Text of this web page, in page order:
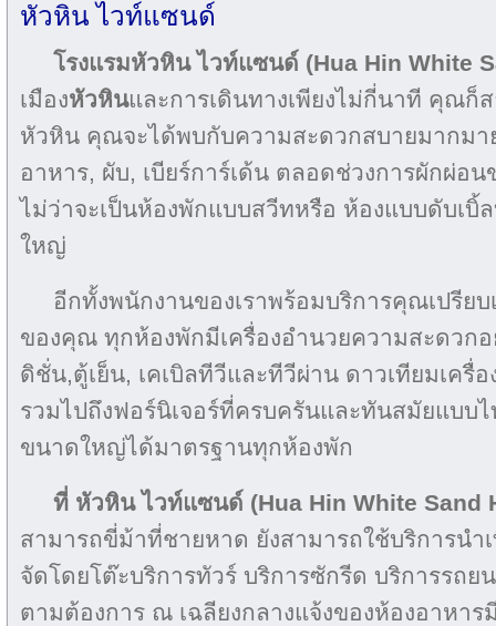
หัวหิน ไวท์แซนด์
โรงแรมหัวหิน ไวท์แซนด์ (Hua Hin White
เมืองหัวหินและการเดินทางเพียงไม่กี่นาที คุณก็
หัวหิน คุณจะได้พบกับความสะดวกสบายมากม
อาหาร, ผับ, เบียร์การ์เด้น ตลอดช่วงการผักผ่อ
ไม่ว่าจะเป็นห้องพักแบบสวีทหรือ ห้องแบบดับเบิ้
ใหญ่
อีกทั้งพนักงานของเราพร้อมบริการคุณเปรีย
ของคุณ ทุกห้องพักมีเครื่องอำนวยความสะดวก
ดิชั่น,ตู้เย็น, เคเบิลทีวีและทีวีผ่าน ดาวเทียมเครื่
รวมไปถึงฟอร์นิเจอร์ที่ครบครันและทันสมัยแบบ
ขนาดใหญ่ได้มาตรฐานทุกห้องพัก
ที่ หัวหิน ไวท์แซนด์ (Hua Hin White Sand
สามารถขี่ม้าที่ชายหาด ยังสามารถใช้บริการนำ
จัดโดยโต๊ะบริการทัวร์ บริการซักรีด บริการรถย
ตามต้องการ ณ เฉลียงกลางแจ้งของห้องอาหาร